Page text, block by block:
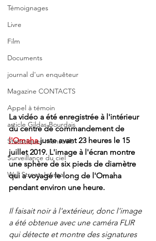
Témoignages
Livre
Film
Documents
journal d'un enquêteur
Magazine CONTACTS
Appel à témoin
article Gildas Bourdais
Statistiques mensuels
Surveillance du ciel
Wall Street Journal
La vidéo a été enregistrée à l'intérieur
du centre de commandement de
l'Omaha juste avant 23 heures le 15
juillet 2019. L'image à l'écran montre
une sphère de six pieds de diamètre
qui a voyagé le long de l'Omaha
pendant environ une heure.
Il faisait noir à l'extérieur, donc l'image
a été obtenue avec une caméra FLIR
qui détecte et montre des signatures